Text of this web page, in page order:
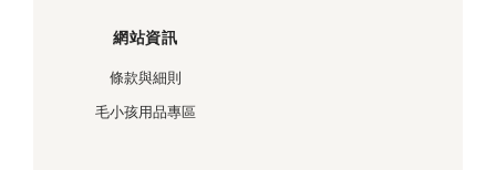
網站資訊
條款與細則
毛小孩用品專區